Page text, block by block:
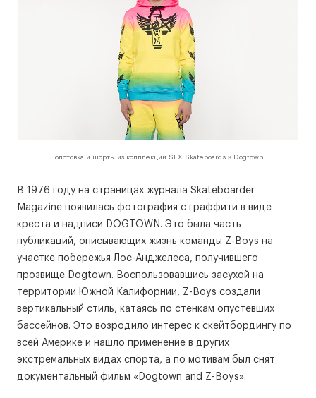
Толстовка и шорты из колллекции SEX Skateboards × Dogtown
В 1976 году на страницах журнала Skateboarder
Magazine появилась фотография с граффити в виде
креста и надписи DOGTOWN. Это была часть
публикаций, описывающих жизнь команды Z-Boys на
участке побережья Лос-Анджелеса, получившего
прозвище Dogtown. Воспользовавшись засухой на
территории Южной Калифорнии, Z-Boys создали
вертикальный стиль, катаясь по стенкам опустевших
бассейнов. Это возродило интерес к скейтбордингу по
всей Америке и нашло применение в других
экстремальных видах спорта, а по мотивам был снят
документальный фильм «Dogtown and Z-Boys».